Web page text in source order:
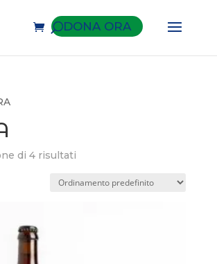
DONA ORA
di 4 risultati